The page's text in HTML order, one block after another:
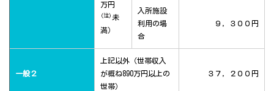
万円
(注) 未
満）
入所施設
利用の場
合
９，３００円
一般２
上記以外（世帯収入
が概ね890万円以上の
世帯）
３７，２００円